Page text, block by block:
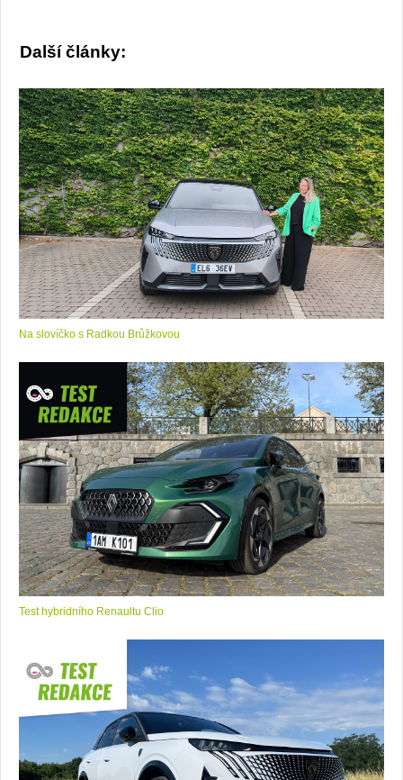
Další články:
Na slovíčko s Radkou Brůžkovou
Test hybridního Renaultu Clio